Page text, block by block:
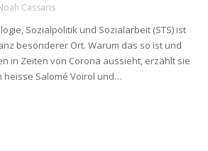
Cassaris
Sozialpolitik und Sozialarbeit (STS) ist
besonderer Ort. Warum das so ist und
in Zeiten von Corona aussieht, erzählt sie
heisse Salomé Voirol und…